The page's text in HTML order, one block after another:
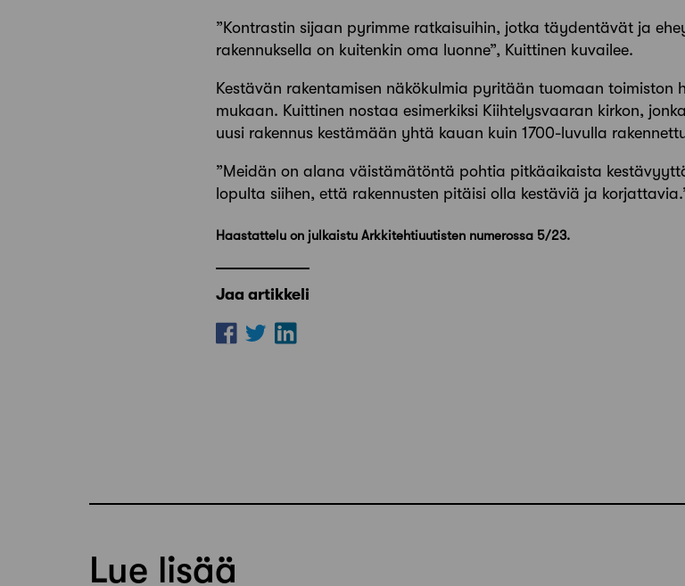
”Kontrastin sijaan pyrimme ratkaisuihin, jotka täydentävät ja
rakennuksella on kuitenkin oma luonne”, Kuittinen kuvailee.
Kestävän rakentamisen näkökulmia pyritään tuomaan toimiston
mukaan. Kuittinen nostaa esimerkiksi Kiihtelysvaaran kirkon,
uusi rakennus kestämään yhtä kauan kuin 1700-luvulla
”Meidän on alana väistämätöntä pohtia pitkäaikaista
lopulta siihen, että rakennusten pitäisi olla kestäviä ja
Haastattelu on julkaistu Arkkitehtiuutisten numerossa 5/23.
Jaa artikkeli
Lue lisää